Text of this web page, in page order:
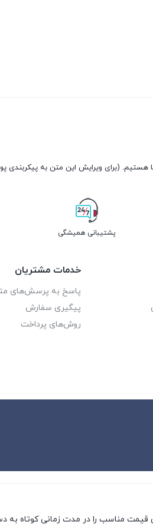
پشتیبانی همیشگی
خدمات مشتریان
پاسخ به پرسش‌های
پیگیری سفارش
روش‌های پرداخت
قیمت مناسب را در مدت زمانی کوتاه